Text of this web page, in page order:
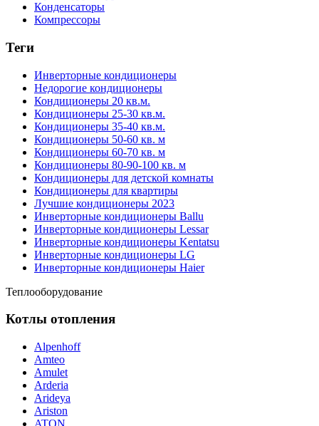
Конденсаторы
Компрессоры
Теги
Инверторные кондиционеры
Недорогие кондиционеры
Кондиционеры 20 кв.м.
Кондиционеры 25-30 кв.м.
Кондиционеры 35-40 кв.м.
Кондиционеры 50-60 кв. м
Кондиционеры 60-70 кв. м
Кондиционеры 80-90-100 кв. м
Кондиционеры для детской комнаты
Кондиционеры для квартиры
Лучшие кондиционеры 2023
Инверторные кондиционеры Ballu
Инверторные кондиционеры Lessar
Инверторные кондиционеры Kentatsu
Инверторные кондиционеры LG
Инверторные кондиционеры Haier
Теплооборудование
Котлы отопления
Alpenhoff
Amteo
Amulet
Arderia
Arideya
Ariston
ATON